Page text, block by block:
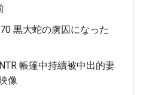
黒大蛇の虜囚になった
帳篷中持續被中出的妻
像